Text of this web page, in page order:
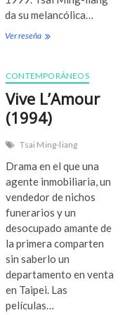
0
0
da su melancólica…
Ver reseña T
H
o
e
(
9
9
)
CONTEMPORÁNEOS
Vive L’Amour
(1994)
Tsai Ming-liang
Drama en el que una
agente inmobiliaria, un
vendedor de nichos
funerarios y un
desocupado amante de
la primera comparten
sin saberlo un
departamento en venta
en Taipei. Las
películas…